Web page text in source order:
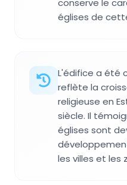
conserve le
églises de
L'édifice a été
reflète la
religieuse en
siècle. Il
églises sont
les villes et les